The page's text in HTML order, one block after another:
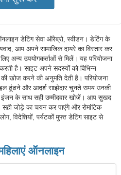
डेटिंग सेवा ऑरेब्रो, स्वीडन। डेटिंग के
आप अपने सामाजिक दायरे का विस्तार कर
अन्य उपयोगकर्ताओं से मिलें। यह परियोजना
है। साइट अपने सदस्यों को विभिन्न
खोज करने की अनुमति देती है। परियोजना
ढूंढने और आदर्श साझेदार चुनते समय उनकी
के साथ सही उम्मीदवार खोजें। आप सुखद
जोड़े का चयन कर पाएंगे और रोमांटिक
विदेशियों, पर्यटकों मुफ्त डेटिंग साइट से
ऑनलाइन